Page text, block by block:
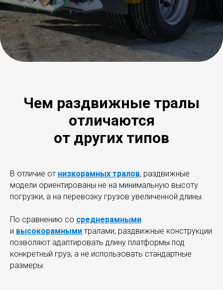
Чем раздвижные тралы
отличаются
от других типов
В отличие от низкорамных тралов, раздвижные
модели ориентированы не на минимальную высоту
погрузки, а на перевозку грузов увеличенной длины.
По сравнению со среднерамными
и высокорамными тралами, раздвижные конструкции
позволяют адаптировать длину платформы под
конкретный груз, а не использовать стандартные
размеры.